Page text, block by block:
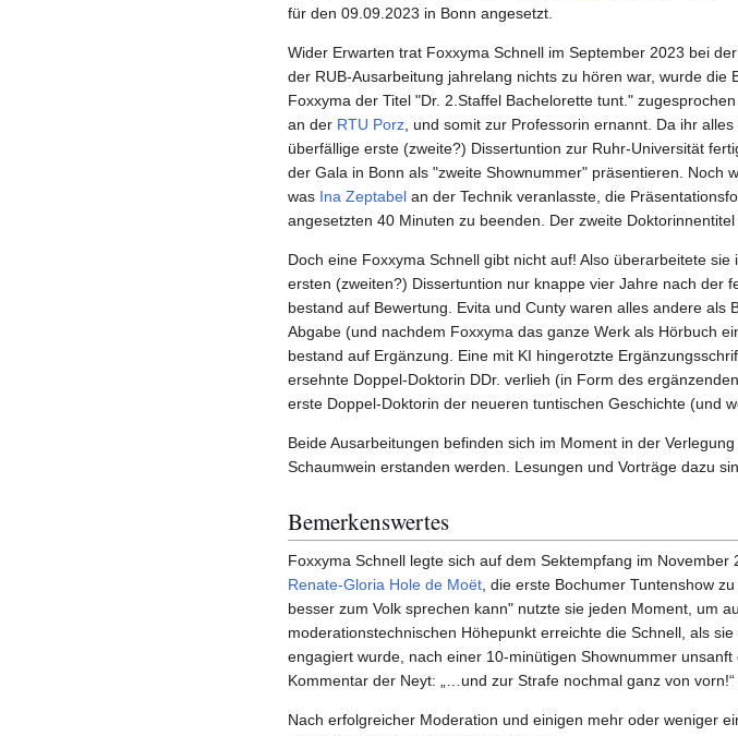
für den 09.09.2023 in Bonn angesetzt.
Wider Erwarten trat Foxxyma Schnell im September 2023 bei
der RUB-Ausarbeitung jahrelang nichts zu hören war, wurde
Foxxyma der Titel "Dr. 2.Staffel Bachelorette tunt."
an der RTU Porz, und somit zur Professorin ernannt. Da ihr
überfällige erste (zweite?) Dissertuntion zur Ruhr-Universität
der Gala in Bonn als "zweite Shownummer" präsentieren. Noch
was Ina Zeptabel an der Technik veranlasste, die
angesetzten 40 Minuten zu beenden. Der zweite
Doch eine Foxxyma Schnell gibt nicht auf! Also überarbeitete
ersten (zweiten?) Dissertuntion nur knappe vier Jahre nach der
bestand auf Bewertung. Evita und Cunty waren alles andere
Abgabe (und nachdem Foxxyma das ganze Werk als Hörbuch
bestand auf Ergänzung. Eine mit KI hingerotzte
ersehnte Doppel-Doktorin DDr. verlieh (in Form des
erste Doppel-Doktorin der neueren tuntischen Geschichte (und
Beide Ausarbeitungen befinden sich im Moment in der
Schaumwein erstanden werden. Lesungen und Vorträge dazu
Bemerkenswertes
Foxxyma Schnell legte sich auf dem Sektempfang im
Renate-Gloria Hole de Moët, die erste Bochumer Tuntenshow
besser zum Volk sprechen kann" nutzte sie jeden Moment, um
moderationstechnischen Höhepunkt erreichte die Schnell, als
engagiert wurde, nach einer 10-minütigen Shownummer
Kommentar der Neyt: „…und zur Strafe nochmal ganz von
Nach erfolgreicher Moderation und einigen mehr oder weniger